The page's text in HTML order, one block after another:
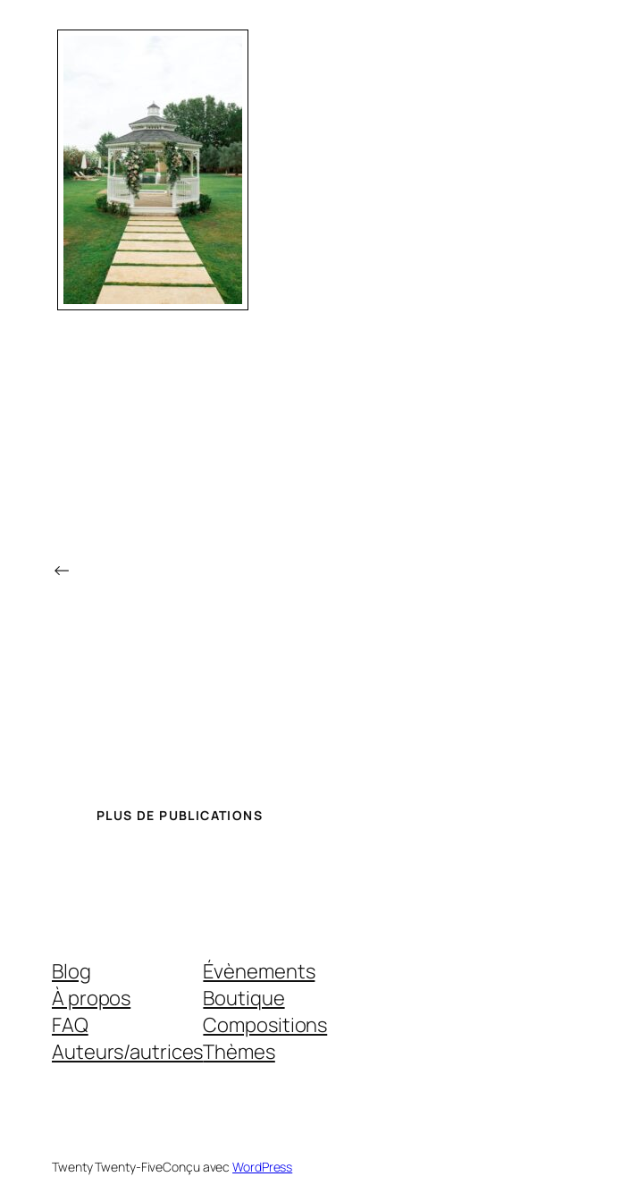
←
PLUS DE PUBLICATIONS
Blog
À propos
FAQ
Auteurs/autrices
Évènements
Boutique
Compositions
Thèmes
Twenty Twenty-FiveConçu avecWordPress